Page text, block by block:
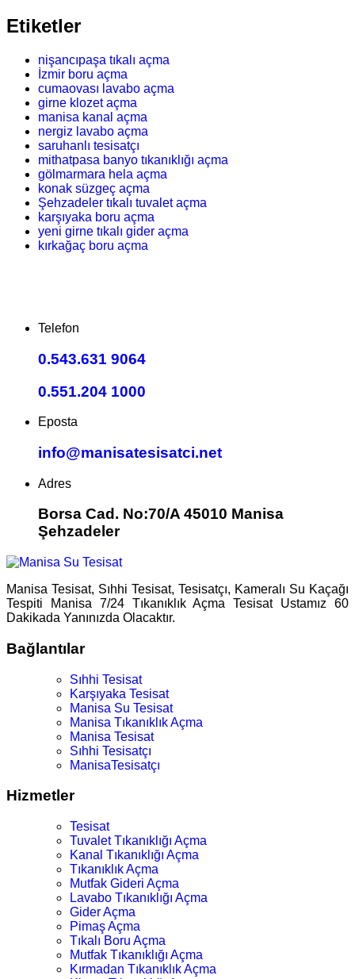
Etiketler
nişancıpaşa tıkalı açma
İzmir boru açma
cumaovası lavabo açma
girne klozet açma
manisa kanal açma
nergiz lavabo açma
saruhanlı tesisatçı
mithatpasa banyo tıkanıklığı açma
gölmarmara hela açma
konak süzgeç açma
Şehzadeler tıkalı tuvalet açma
karşıyaka boru açma
yeni girne tıkalı gider açma
kırkağaç boru açma
Telefon
0.543.631 9064
0.551.204 1000
Eposta
info@manisatesisatci.net
Adres
Borsa Cad. No:70/A 45010 Manisa
Şehzadeler
Manisa Tesisat, Sıhhi Tesisat, Tesisatçı, Kameralı Su Kaçağı
Tespiti Manisa 7/24 Tıkanıklık Açma Tesisat Ustamız 60
Dakikada Yanınızda Olacaktır.
Bağlantılar
Sıhhi Tesisat
Karşıyaka Tesisat
Manisa Su Tesisat
Manisa Tıkanıklık Açma
Manisa Tesisat
Sıhhi Tesisatçı
ManisaTesisatçı
Hizmetler
Tesisat
Tuvalet Tıkanıklığı Açma
Kanal Tıkanıklığı Açma
Tıkanıklık Açma
Mutfak Gideri Açma
Lavabo Tıkanıklığı Açma
Gider Açma
Pimaş Açma
Tıkalı Boru Açma
Mutfak Tıkanıklığı Açma
Kırmadan Tıkanıklık Açma